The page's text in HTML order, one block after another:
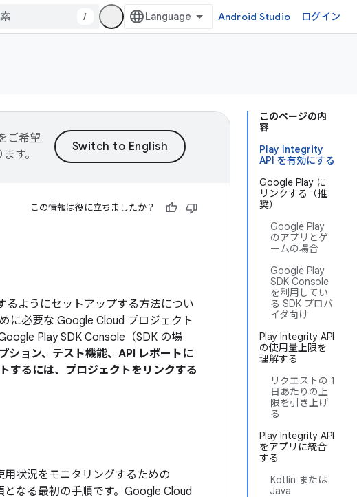
/ Android Studio ログイン
このページの内
容
Play Integrity
API を有効にする
Google Play に
リンクする（推
奨）
Google Play
のアプリとゲ
ームの場合
Google Play
SDK Console
を利用してい
る SDK プロバ
イダ向け
Play Integrity API
の使用量上限を
理解する
リクエストの 1
日あたりの上
限を引き上げ
る
Play Integrity API
をアプリに統合
する
Kotlin または
Java
ご希望
す。
この情報は役に立ちましたか？
るようにセットアップする方法につい
に必要な Google Cloud プロジェクト
Play SDK Console（SDK の場
ション、テスト機能、API レポートに
するには、プロジェクトをリンクする
状況をモニタリングするための
なる最初の手順です。Google Cloud